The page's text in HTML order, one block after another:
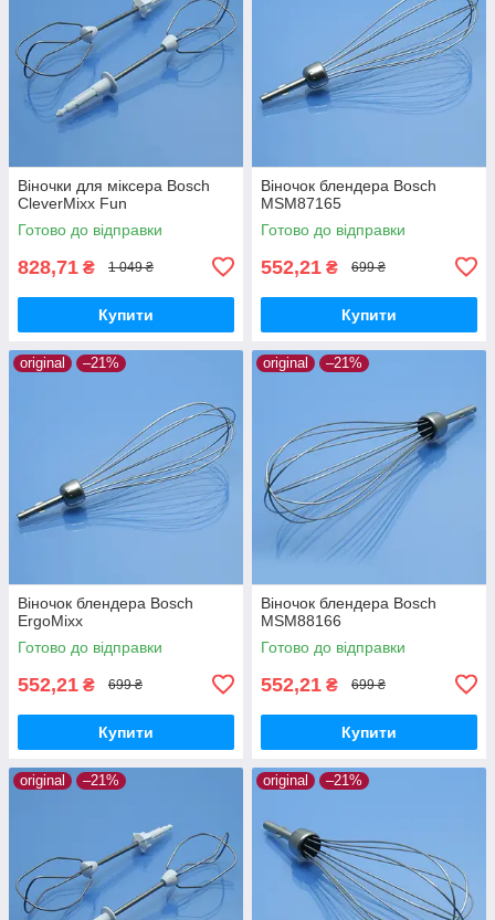
Віночки для міксера Bosch
CleverMixx Fun
Готово до відправки
828,71 ₴ 1 049 ₴
Купити
Віночок блендера Bosch
MSM87165
Готово до відправки
552,21 ₴ 699 ₴
Купити
original –21%
Віночок блендера Bosch
ErgoMixx
Готово до відправки
552,21 ₴ 699 ₴
Купити
original –21%
Віночок блендера Bosch
MSM88166
Готово до відправки
552,21 ₴ 699 ₴
Купити
original –21% original –21%